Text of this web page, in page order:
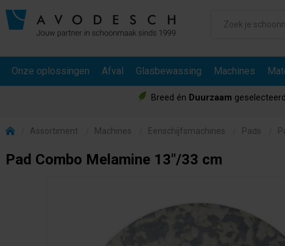
Onze oplossingen Afval Glasbewassing Machines
Breed én Duurzaam
Assortiment Machines Eenschijfsmachines Pads
Pad Combo Melamine 13"/33 cm